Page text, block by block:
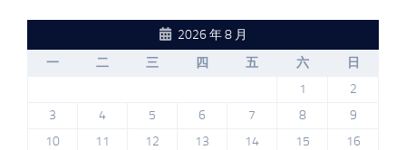
2026 年 8 月
一
二 三 四 五 六
日
1
2
3
4 5 6 7 8
9
10
11 12 13 14 15
16